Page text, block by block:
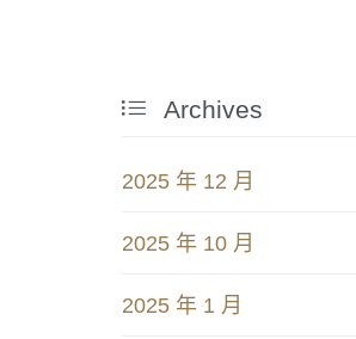
 Archives
2025 年 12 月
2025 年 10 月
2025 年 1 月